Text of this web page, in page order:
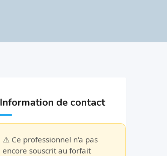
Information de contact
⚠️ Ce professionnel n'a pas
encore souscrit au forfait